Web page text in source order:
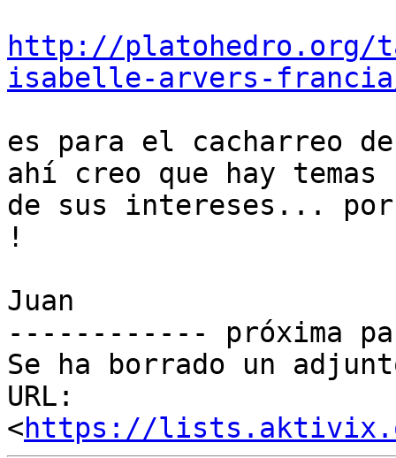
http://platohedro.org/
isabelle-arvers-
es para el cacharreo
ahí creo que hay temas
de sus intereses...
!
Juan
------------ próxima
Se ha borrado un
URL:
<https://